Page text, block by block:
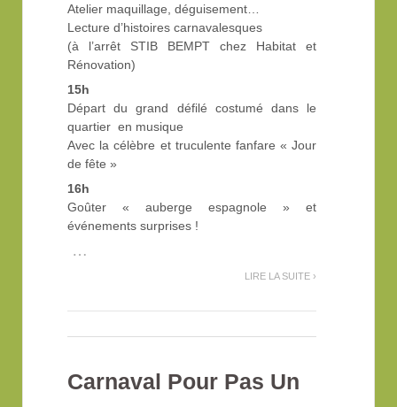
Atelier maquillage, déguisement…
Lecture d’histoires carnavalesques
(à l’arrêt STIB BEMPT chez Habitat et
Rénovation)
15h
Départ du grand défilé costumé dans le
quartier en musique
Avec la célèbre et truculente fanfare « Jour
de fête »
16h
Goûter « auberge espagnole » et
événements surprises !
…
LIRE LA SUITE ›
Carnaval Pour Pas Un